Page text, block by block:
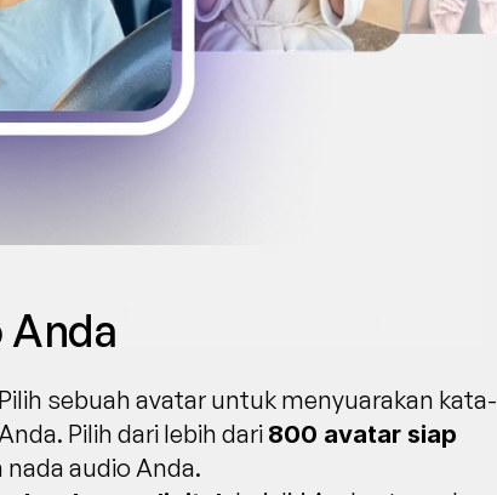
Anda
sebuah avatar untuk menyuarakan kata-
Pilih dari lebih dari 800 avatar siap
audio Anda.